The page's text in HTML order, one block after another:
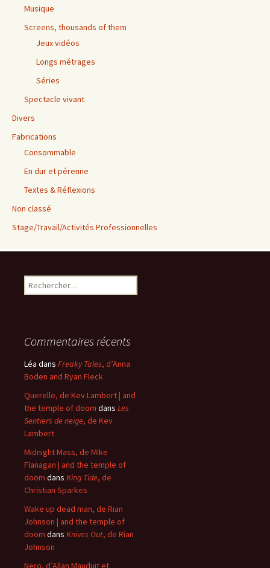
Musique
Screens, thousands of them
Jeux vidéos
Longs métrages
Séries
Spectacle vivant
Divers
Fabrications
Consommable
En dur et pérenne
Textes & Réflexions
Non classé
Stage/Travail/Activités Professionnelles
Rechercher :
Commentaires récents
Léa dans Freaky Tales, d’Anna
Boden and Ryan Fleck
Querelle, de Kev Lambert | and
the temple of doom dans Les
Sentiers de neige, de Kev
Lambert
Midnight Mass, de Mike
Flanagan | and the temple of
doom dans King Tide, de
Christian Sparkes
Wake up dead man, de Rian
Johnson | and the temple of
doom dans Knives Out, de Rian
Johnson
Nero, d’Allan Mauduit et